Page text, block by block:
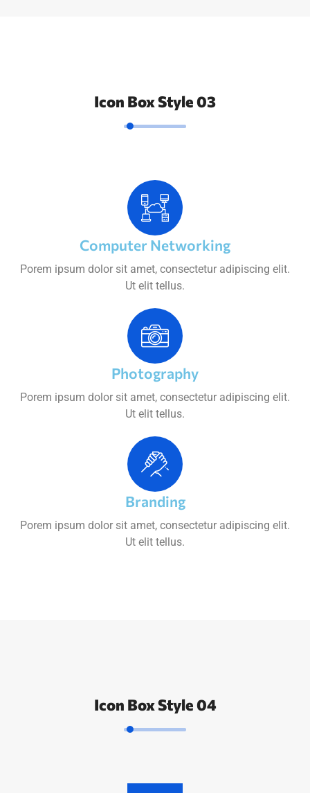
Icon Box Style 03
Computer Networking
Porem ipsum dolor sit amet, consectetur adipiscing elit.
Ut elit tellus.
Photography
Porem ipsum dolor sit amet, consectetur adipiscing elit.
Ut elit tellus.
Branding
Porem ipsum dolor sit amet, consectetur adipiscing elit.
Ut elit tellus.
Icon Box Style 04